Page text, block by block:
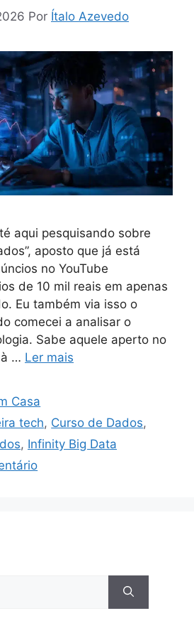
Por Ítalo Azevedo
aqui pesquisando sobre
aposto que já está
no YouTube
de 10 mil reais em apenas
Eu também via isso o
comecei a analisar o
Sabe aquele aperto no
… Ler mais
Casa
tech, Curso de Dados,
, Infinity Big Data